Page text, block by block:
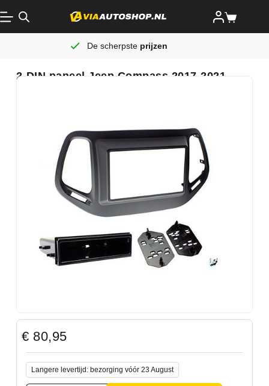
De scherpste prijzen
2-DIN paneel Jeep Compass 2017-2021
€ 80,95
Langere levertijd: bezorging vóór 23 August